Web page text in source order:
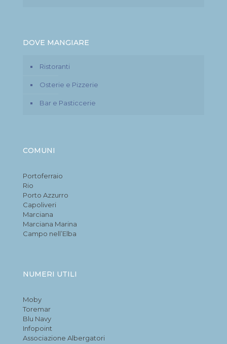
DOVE MANGIARE
Ristoranti
Osterie e Pizzerie
Bar e Pasticcerie
COMUNI
Portoferraio
Rio
Porto Azzurro
Capoliveri
Marciana
Marciana Marina
Campo nell’Elba
NUMERI UTILI
Moby
Toremar
Blu Navy
Infopoint
Associazione Albergatori